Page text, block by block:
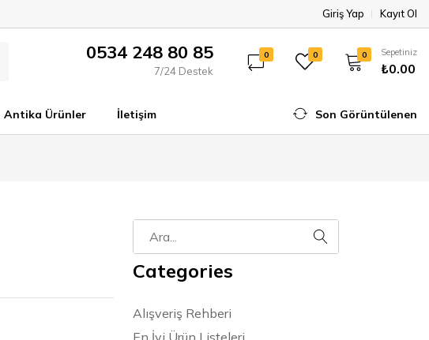
Giriş Yap Kayıt Ol
0534 248 80 85
7/24 Destek
0 0 0 Sepetiniz
₺0.00
Antika Ürünler İletişim Son Görüntülenen
Categories
Alışveriş Rehberi
En İyi Ürün Listeleri